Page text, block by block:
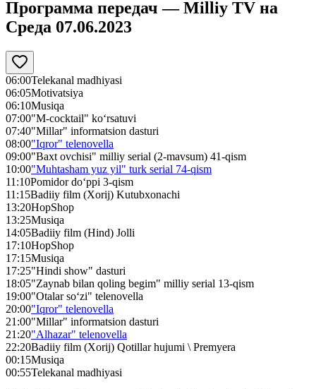
Программа передач —Milliy TV на
Среда 07.06.2023
06:00Telekanal madhiyasi
06:05Motivatsiya
06:10Musiqa
07:00"M-cocktail" ko‘rsatuvi
07:40"Millar" informatsion dasturi
08:00"Iqror" telenovella
09:00"Baxt ovchisi" milliy serial (2-mavsum) 41-qism
10:00"Muhtasham yuz yil" turk serial 74-qism
11:10Pomidor do‘ppi 3-qism
11:15Badiiy film (Xorij) Kutubxonachi
13:20HopShop
13:25Musiqa
14:05Badiiy film (Hind) Jolli
17:10HopShop
17:15Musiqa
17:25"Hindi show" dasturi
18:05"Zaynab bilan qoling begim" milliy serial 13-qism
19:00"Otalar so‘zi" telenovella
20:00"Iqror" telenovella
21:00"Millar" informatsion dasturi
21:20"Alhazar" telenovella
22:20Badiiy film (Xorij) Qotillar hujumi \ Premyera
00:15Musiqa
00:55Telekanal madhiyasi